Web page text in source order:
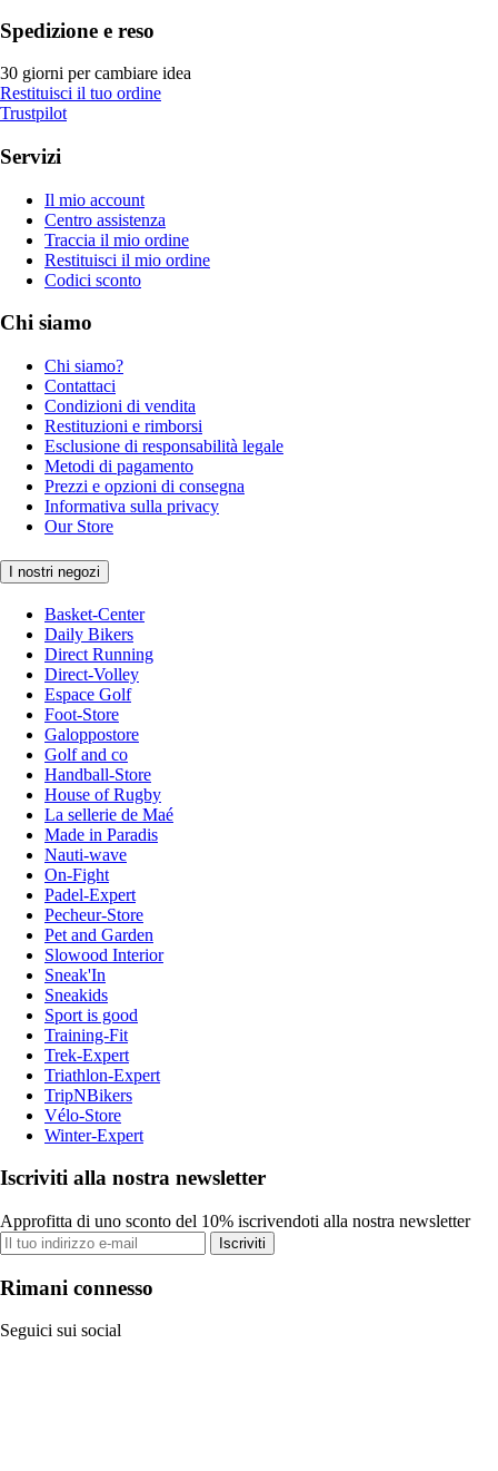
Spedizione e reso
30 giorni per cambiare idea
Restituisci il tuo ordine
Trustpilot
Servizi
Il mio account
Centro assistenza
Traccia il mio ordine
Restituisci il mio ordine
Codici sconto
Chi siamo
Chi siamo?
Contattaci
Condizioni di vendita
Restituzioni e rimborsi
Esclusione di responsabilità legale
Metodi di pagamento
Prezzi e opzioni di consegna
Informativa sulla privacy
Our Store
I nostri negozi
Basket-Center
Daily Bikers
Direct Running
Direct-Volley
Espace Golf
Foot-Store
Galoppostore
Golf and co
Handball-Store
House of Rugby
La sellerie de Maé
Made in Paradis
Nauti-wave
On-Fight
Padel-Expert
Pecheur-Store
Pet and Garden
Slowood Interior
Sneak'In
Sneakids
Sport is good
Training-Fit
Trek-Expert
Triathlon-Expert
TripNBikers
Vélo-Store
Winter-Expert
Iscriviti alla nostra newsletter
Approfitta di uno sconto del 10% iscrivendoti alla nostra newsletter
Iscriviti
Rimani connesso
Seguici sui social